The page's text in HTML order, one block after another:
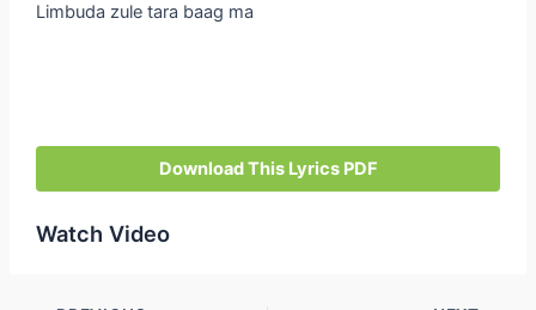
Limbuda zule tara baag ma
Download This Lyrics PDF
Watch Video